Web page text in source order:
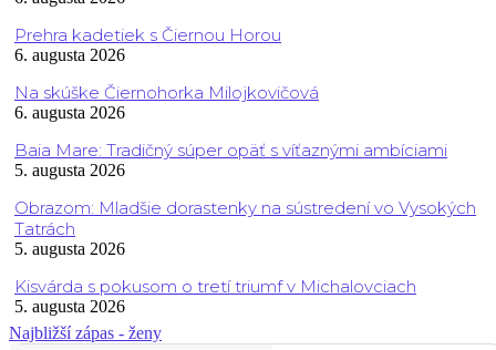
Prehra kadetiek s Čiernou Horou
6. augusta 2026
Na skúške Čiernohorka Milojkovičová
6. augusta 2026
Baia Mare: Tradičný súper opäť s víťaznými ambíciami
5. augusta 2026
Obrazom: Mladšie dorastenky na sústredení vo Vysokých
Tatrách
5. augusta 2026
Kisvárda s pokusom o tretí triumf v Michalovciach
5. augusta 2026
Najbližší zápas - ženy